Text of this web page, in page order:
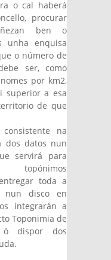
o cal haberá
procurar
ben o
unha enquisa
o número de
ser, como
por km2,
superior a esa
de que
na
dos datos nun
servirá para
topónimos
toda a
nun disco en
integrarán a
Toponimia de
ó dispor dos